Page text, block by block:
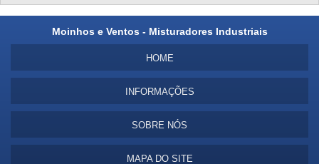
Moinhos e Ventos - Misturadores Industriais
HOME
INFORMAÇÕES
SOBRE NÓS
MAPA DO SITE